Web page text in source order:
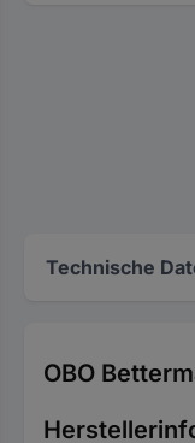
Technische
OBO